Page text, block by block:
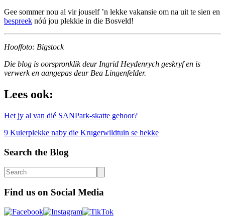
Gee sommer nou al vir jouself ’n lekke vakansie om na uit te sien en
bespreek nóú jou plekkie in die Bosveld!
Hooffoto: Bigstock
Die blog is oorspronklik deur Ingrid Heydenrych geskryf en is
verwerk en aangepas deur Bea Lingenfelder.
Lees ook:
Het jy al van dié SANPark-skatte gehoor?
9 Kuierplekke naby die Krugerwildtuin se hekke
Search the Blog
Find us on Social Media